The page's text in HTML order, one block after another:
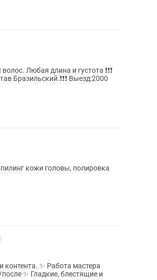
❗️❗️❗️
Кератин: 10000 Кератин и ботокс :12000 Без доплаты 🥰 Состав Бразильский.❗️❗️❗️ Выезд:2000
кожи головы, полировка
мастера
✨ Гладкие, блестящие и